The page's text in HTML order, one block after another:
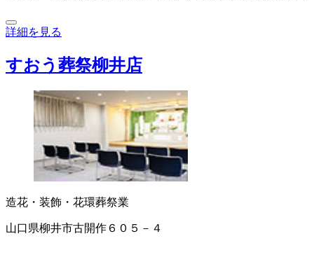
詳細を見る
すおう葬祭柳井店
造花・装飾・花環葬祭業
山口県柳井市古開作６０５－４